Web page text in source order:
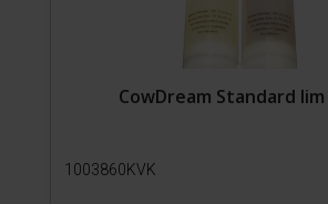
CowDream Standard lim
1003860KVK